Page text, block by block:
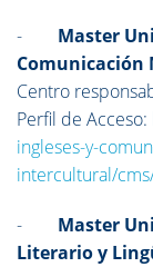
- Master
Centro
Perfil de Acceso:
ingleses-y-
intercultural/
- Master
Literario y